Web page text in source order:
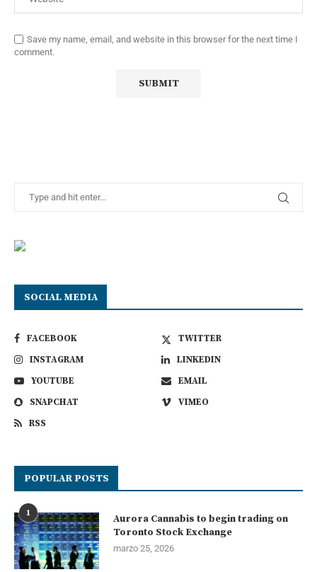
Save my name, email, and website in this browser for the next time I
comment.
SOCIAL MEDIA
FACEBOOK
TWITTER
INSTAGRAM
LINKEDIN
YOUTUBE
EMAIL
SNAPCHAT
VIMEO
RSS
POPULAR POSTS
1
Aurora Cannabis to begin trading on
Toronto Stock Exchange
marzo 25, 2026